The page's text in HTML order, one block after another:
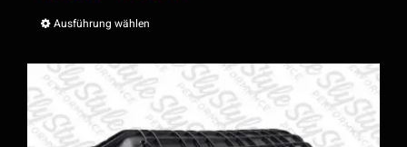
Ausführung wählen
Produkt
weist
mehrere